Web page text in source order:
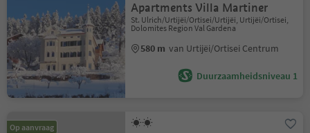
Apartments Villa Martiner
St. Ulrich/Urtijëi/Ortisei/Urtijëi, Urtijëi/Ortisei,
Dolomites Region Val Gardena
580 m van Urtijëi/Ortisei Centrum
Duurzaamheidsniveau 1
Op aanvraag